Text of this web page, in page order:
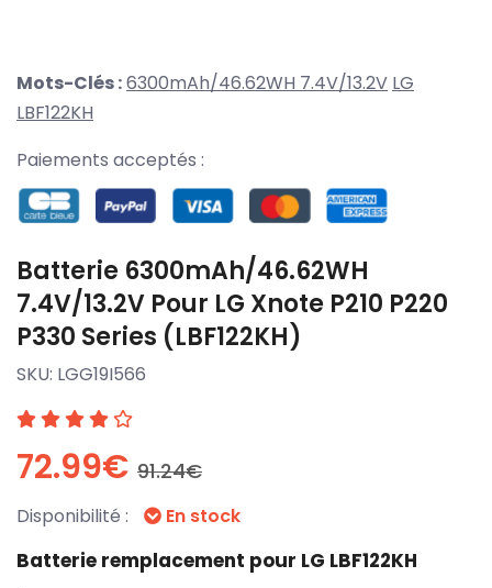
Mots-Clés :6300mAh/46.62WH 7.4V/13.2V LG
LBF122KH
Paiements acceptés :
Batterie 6300mAh/46.62WH
7.4V/13.2V Pour LG Xnote P210 P220
P330 Series (LBF122KH)
SKU: LGG19I566
72.99€ 91.24€
Disponibilité : En stock
Batterie remplacement pour LG LBF122KH